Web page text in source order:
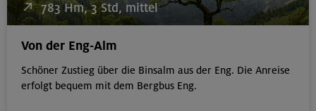
783 Hm, 3 Std, mittel
Von der Eng-Alm
Schöner Zustieg über die Binsalm aus der Eng. Die Anreise
erfolgt bequem mit dem Bergbus Eng.